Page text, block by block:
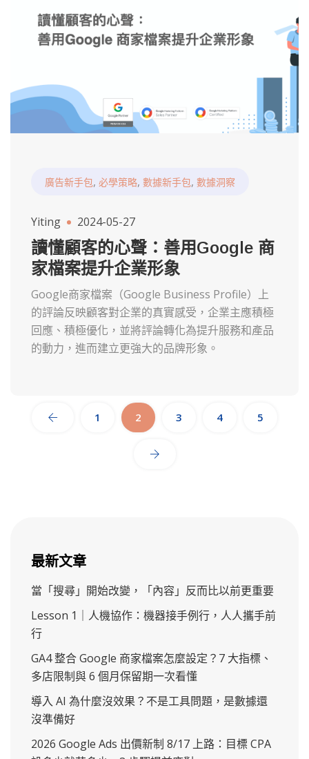
廣告新手包, 必學策略, 數據新手包, 數據洞察
Yiting 2024-05-27
讀懂顧客的心聲：善用Google 商
家檔案提升企業形象
Google商家檔案（Google Business Profile）上
的評論反映顧客對企業的真實感受，企業主應積極
回應、積極優化，並將評論轉化為提升服務和產品
的動力，進而建立更強大的品牌形象。
1 2 3 4 5
最新文章
當「搜尋」開始改變，「內容」反而比以前更重要
Lesson 1｜人機協作：機器接手例行，人人攜手前
行
GA4 整合 Google 商家檔案怎麼設定？7 大指標、
多店限制與 6 個月保留期一次看懂
導入 AI 為什麼沒效果？不是工具問題，是數據還
沒準備好
2026 Google Ads 出價新制 8/17 上路：目標 CPA